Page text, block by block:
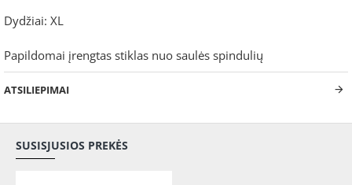
Dydžiai: XL
Papildomai įrengtas stiklas nuo saulės spindulių
ATSILIEPIMAI
SUSISJUSIOS PREKĖS